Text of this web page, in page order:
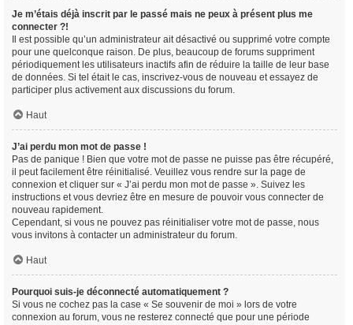
Je m’étais déjà inscrit par le passé mais ne peux à présent plus me
connecter ?!
Il est possible qu’un administrateur ait désactivé ou supprimé votre compte
pour une quelconque raison. De plus, beaucoup de forums suppriment
périodiquement les utilisateurs inactifs afin de réduire la taille de leur base
de données. Si tel était le cas, inscrivez-vous de nouveau et essayez de
participer plus activement aux discussions du forum.
Haut
J’ai perdu mon mot de passe !
Pas de panique ! Bien que votre mot de passe ne puisse pas être récupéré,
il peut facilement être réinitialisé. Veuillez vous rendre sur la page de
connexion et cliquer sur « J’ai perdu mon mot de passe ». Suivez les
instructions et vous devriez être en mesure de pouvoir vous connecter de
nouveau rapidement.
Cependant, si vous ne pouvez pas réinitialiser votre mot de passe, nous
vous invitons à contacter un administrateur du forum.
Haut
Pourquoi suis-je déconnecté automatiquement ?
Si vous ne cochez pas la case « Se souvenir de moi » lors de votre
connexion au forum, vous ne resterez connecté que pour une période